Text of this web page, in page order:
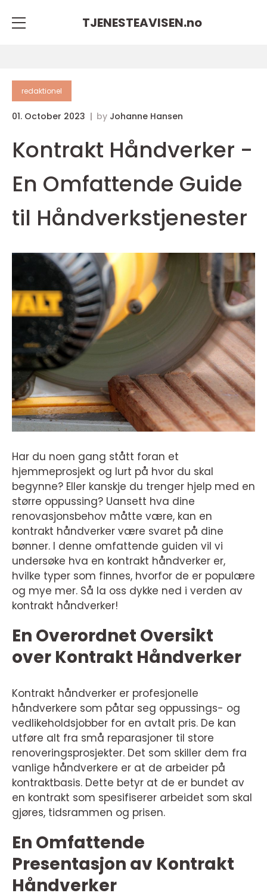
TJENESTEAVISEN.no
redaktionel
01. October 2023 by Johanne Hansen
Kontrakt Håndverker -
En Omfattende Guide
til Håndverkstjenester
Har du noen gang stått foran et
hjemmeprosjekt og lurt på hvor du skal
begynne? Eller kanskje du trenger hjelp med en
større oppussing? Uansett hva dine
renovasjonsbehov måtte være, kan en
kontrakt håndverker være svaret på dine
bønner. I denne omfattende guiden vil vi
undersøke hva en kontrakt håndverker er,
hvilke typer som finnes, hvorfor de er populære
og mye mer. Så la oss dykke ned i verden av
kontrakt håndverker!
En Overordnet Oversikt
over Kontrakt Håndverker
Kontrakt håndverker er profesjonelle
håndverkere som påtar seg oppussings- og
vedlikeholdsjobber for en avtalt pris. De kan
utføre alt fra små reparasjoner til store
renoveringsprosjekter. Det som skiller dem fra
vanlige håndverkere er at de arbeider på
kontraktbasis. Dette betyr at de er bundet av
en kontrakt som spesifiserer arbeidet som skal
gjøres, tidsrammen og prisen.
En Omfattende
Presentasjon av Kontrakt
Håndverker